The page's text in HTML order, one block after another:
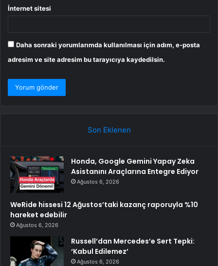
İnternet sitesi
Daha sonraki yorumlarımda kullanılması için adım, e-posta
adresim ve site adresim bu tarayıcıya kaydedilsin.
Son Eklenen
Honda, Google Gemini Yapay Zeka
Asistanını Araçlarına Entegre Ediyor
Ağustos 6, 2026
WeRide hissesi 12 Ağustos’taki kazanç raporuyla %10
hareket edebilir
Ağustos 6, 2026
Russell’dan Mercedes’e Sert Tepki:
‘Kabul Edilemez’
Ağustos 6, 2026